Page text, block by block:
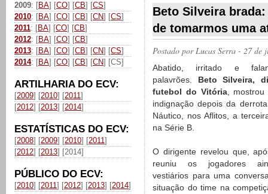
2009: [BA] [CO] [CB] [CS]
2010: [BA] [CO] [CB] [CN] [CS]
2011: [BA] [CO] [CB]
2012: [BA] [CO] [CB]
2013: [BA] [CO] [CB] [CN] [CS]
2014: [BA] [CO] [CB] [CN] [CS]
ARTILHARIA DO ECV:
[2009] [2010] [2011]
[2012] [2013] [2014]
ESTATÍSTICAS DO ECV:
[2008] [2009] [2010] [2011]
[2012] [2013] [2014]
PÚBLICO DO ECV:
[2010] [2011] [2012] [2013] [2014]
Beto Silveira
de tomarmos uma
Postado porLucas Serra - 27 de
Abatido, irritado e
palavrões. Beto Silveira,
futebol do Vitória, mostrou
indignação depois da
Náutico, nos Aflitos, a
na Série B.
O dirigente revelou que,
reuniu os jogadores
vestiários para uma
situação do time na